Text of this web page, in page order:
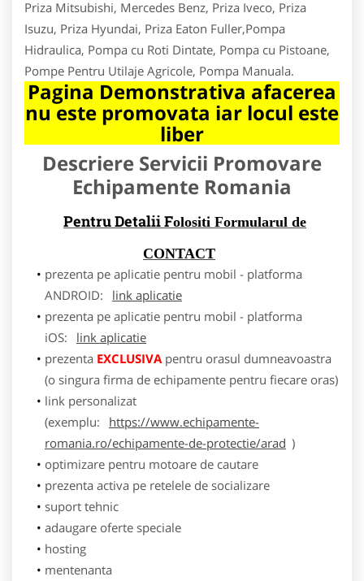
Priza Mitsubishi, Mercedes Benz, Priza Iveco, Priza
Isuzu, Priza Hyundai, Priza Eaton Fuller,Pompa
Hidraulica, Pompa cu Roti Dintate, Pompa cu Pistoane,
Pompe Pentru Utilaje Agricole, Pompa Manuala.
Pagina Demonstrativa afacerea
nu este promovata iar locul este
liber
Descriere Servicii Promovare
Echipamente Romania
Pentru Detalii Folositi Formularul de
CONTACT
prezenta pe aplicatie pentru mobil - platforma
ANDROID:
link aplicatie
prezenta pe aplicatie pentru mobil - platforma
iOS:
link aplicatie
prezenta EXCLUSIVApentru orasul dumneavoastra
(o singura firma de echipamente pentru fiecare oras)
link personalizat
(exemplu:
https://www.echipamente-
romania.ro/echipamente-de-protectie/arad )
optimizare pentru motoare de cautare
prezenta activa pe retelele de socializare
suport tehnic
adaugare oferte speciale
hosting
mentenanta